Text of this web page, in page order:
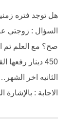
هل توجد فتره
السؤال : زوجتي
صح؟ مع العلم تم
الثانيه اخر
الاجابة :